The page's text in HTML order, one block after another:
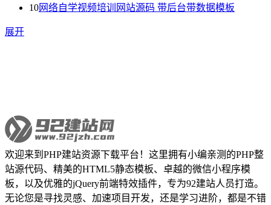
10网络自学视频培训网站源码 带后台带数据模板
展开
欢迎来到PHP建站资源下载平台！这里拥有小编亲测的PHP整
站源代码、精美的HTML5静态模板、卓越的微信小程序模
板，以及优雅的jQuery前端特效插件，专为92建站人员打造。
无论您是寻找灵感、加速项目开发，还是学习进阶，都是不错